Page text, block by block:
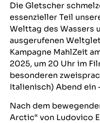
Die Gletscher
essenzieller Teil
Welttag des Wassers
ausgerufenen
Kampagne MahlZeit
2025, um 20 Uhr im
besonderen
Italienisch) Abend ein
Nach dem
Arctic“ von Ludovico